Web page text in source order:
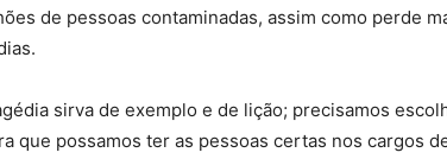
de pessoas contaminadas, assim como perde
sirva de exemplo e de lição; precisamos
que possamos ter as pessoas certas nos cargos